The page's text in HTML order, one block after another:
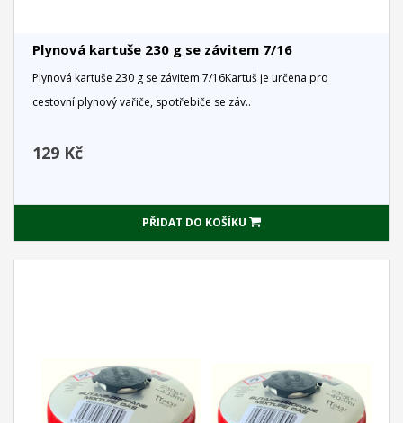
Plynová kartuše 230 g se závitem 7/16
Plynová kartuše 230 g se závitem 7/16Kartuš je určena pro
cestovní plynový vařiče, spotřebiče se záv..
129 Kč
PŘIDAT DO KOŠÍKU